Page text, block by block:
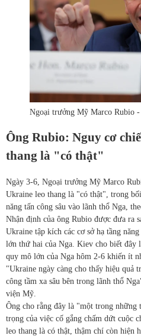
Ngoại trưởng Mỹ Marco Rubio
Ông Rubio: Nguy cơ
thang là "có thật"
Ngày 3-6, Ngoại trưởng Mỹ Marco
Ukraine leo thang là "có thật", trong
năng tấn công sâu vào lãnh thổ Nga,
Nhận định của ông Rubio được đưa ra
Ukraine tập kích các cơ sở hạ tầng
lớn thứ hai của Nga. Kiev cho biết đây
quy mô lớn của Nga hôm 2-6 khiến ít
"Ukraine ngày càng cho thấy hiệu quả
công tầm xa sâu bên trong lãnh thổ
viện Mỹ.
Ông cho rằng đây là "một trong những
trọng của việc cố gắng chấm dứt cuộc
leo thang là có thật, thậm chí còn hiện